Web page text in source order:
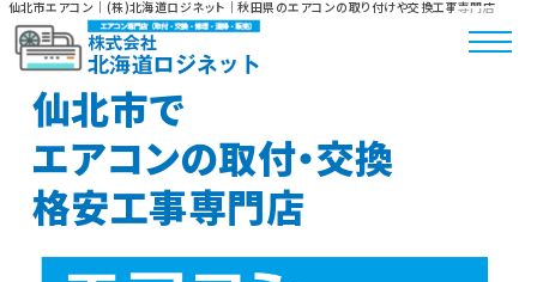
仙北市エアコン｜(株)北海道ロジネット｜秋田県のエアコンの取り付けや交換工事専門店
仙北市で
エアコンの取付・交換
格安工事専門店